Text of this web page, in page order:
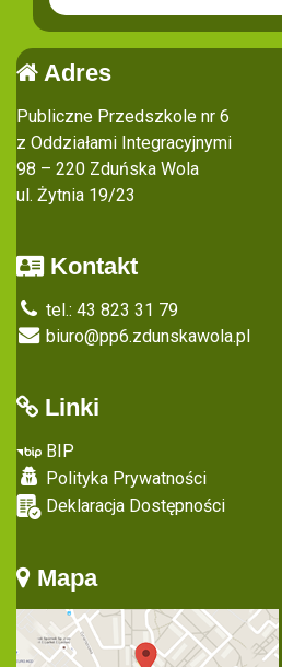
Adres
Publiczne Przedszkole nr 6
z Oddziałami Integracyjnymi
98 – 220 Zduńska Wola
ul. Żytnia 19/23
Kontakt
tel.: 43 823 31 79
biuro@pp6.zdunskawola.pl
Linki
BIP
Polityka Prywatności
Deklaracja Dostępności
Mapa